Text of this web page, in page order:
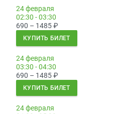
24 февраля
02:30 - 03:30
690 – 1485₽
КУПИТЬ БИЛЕТ
24 февраля
03:30 - 04:30
690 – 1485₽
КУПИТЬ БИЛЕТ
24 февраля